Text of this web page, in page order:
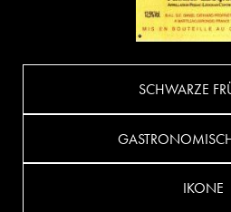
SCHWARZE
IKONE